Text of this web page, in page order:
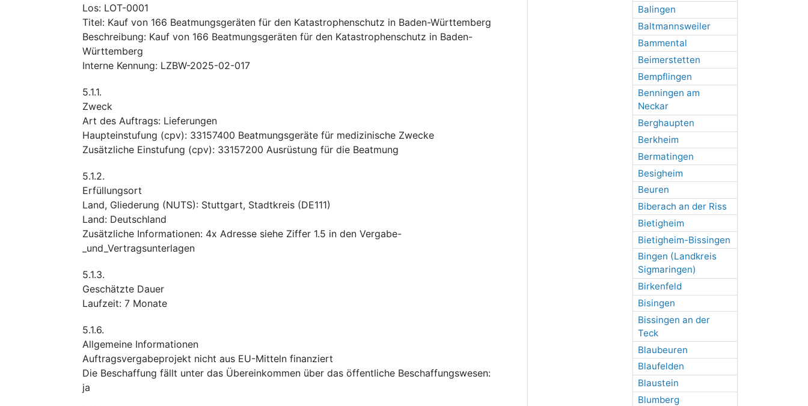
Balingen
Baltmannsweiler
Bammental
Beimerstetten
Bempflingen
Benningen am
Neckar
Berghaupten
Berkheim
Bermatingen
Besigheim
Beuren
Biberach an der Riss
Bietigheim
Bietigheim-Bissingen
Bingen (Landkreis
Sigmaringen)
Birkenfeld
Bisingen
Bissingen an der
Teck
Blaubeuren
Blaufelden
Blaustein
Blumberg
Los: LOT-0001
Titel: Kauf von 166 Beatmungsgeräten für den Katastrophenschutz in Baden-Württemberg
Beschreibung: Kauf von 166 Beatmungsgeräten für den Katastrophenschutz in Baden-
Württemberg
Interne Kennung: LZBW-2025-02-017
5.1.1.
Zweck
Art des Auftrags: Lieferungen
Haupteinstufung (cpv): 33157400 Beatmungsgeräte für medizinische Zwecke
Zusätzliche Einstufung (cpv): 33157200 Ausrüstung für die Beatmung
5.1.2.
Erfüllungsort
Land, Gliederung (NUTS): Stuttgart, Stadtkreis (DE111)
Land: Deutschland
Zusätzliche Informationen: 4x Adresse siehe Ziffer 1.5 in den Vergabe-
_und_Vertragsunterlagen
5.1.3.
Geschätzte Dauer
Laufzeit: 7 Monate
5.1.6.
Allgemeine Informationen
Auftragsvergabeprojekt nicht aus EU-Mitteln finanziert
Die Beschaffung fällt unter das Übereinkommen über das öffentliche Beschaffungswesen:
ja